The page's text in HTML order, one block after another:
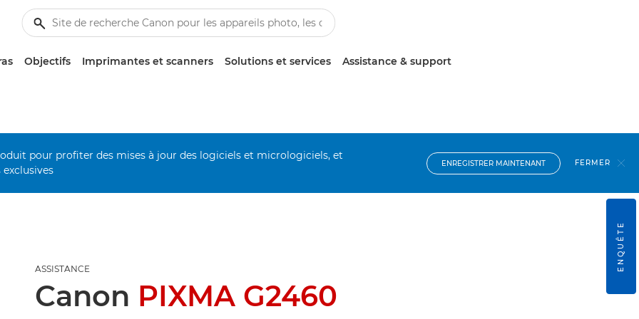
Objectifs Imprimantes et scanners Solutions et services Assistance & support
pour profiter des mises à jour des logiciels et micrologiciels, et
ENREGISTRER MAINTENANT FERMER
ASSISTANCE
Canon PIXMA G2460
ENQUÊTE